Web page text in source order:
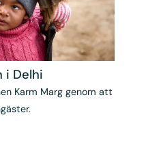
i Delhi
Karm Marg genom att